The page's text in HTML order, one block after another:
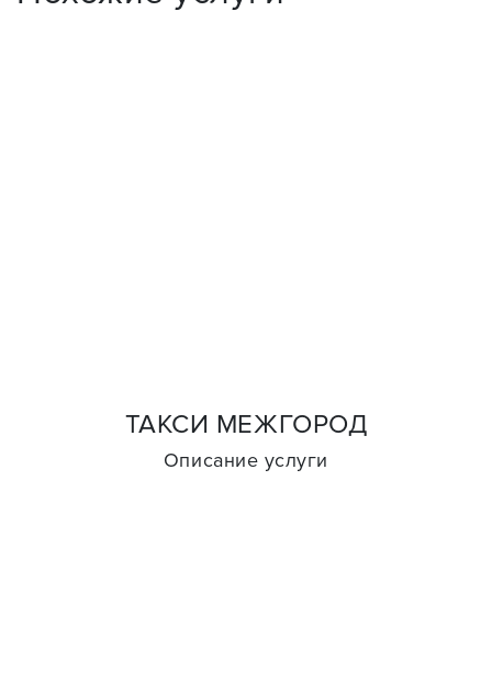
ТАКСИ МЕЖГОРОД
Описание услуги